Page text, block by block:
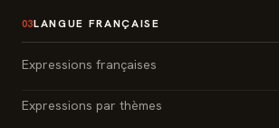
03LANGUE FRANÇAISE
Expressions françaises
Expressions par thèmes